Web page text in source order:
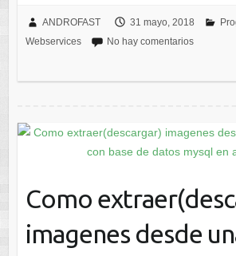
ANDROFAST 31 mayo, 2018
Webservices
No hay comentarios
Como
imagenes desde